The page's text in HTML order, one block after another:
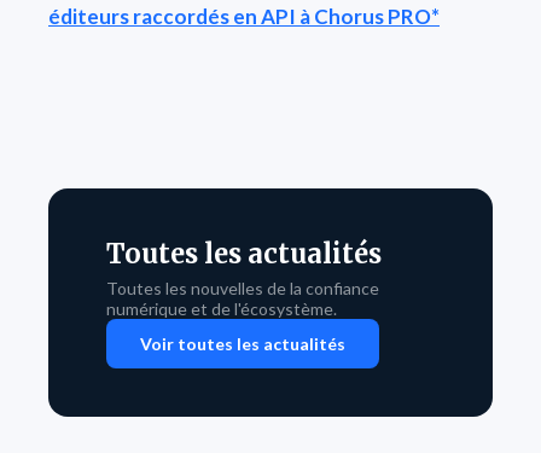
éditeurs raccordés en API à Chorus PRO*
Toutes les actualités
Toutes les nouvelles de la confiance
numérique et de l'écosystème.
Voir toutes les actualités